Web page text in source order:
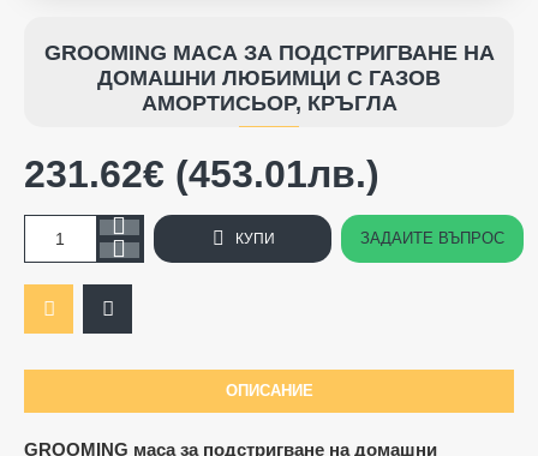
GROOMING МАСА ЗА ПОДСТРИГВАНЕ НА
ДОМАШНИ ЛЮБИМЦИ С ГАЗОВ
АМОРТИСЬОР, КРЪГЛА
ОПИСАНИЕ
GROOMING маса за подстригване на домашни
231.62€ (453.01лв.)
КУПИ ЗАДАЙТЕ ВЪПРОС